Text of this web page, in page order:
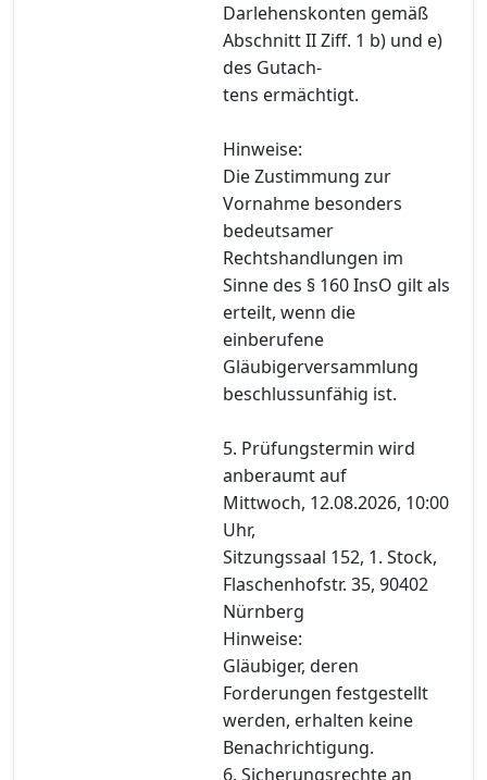
Darlehenskonten gemäß
Abschnitt II Ziff. 1 b) und e)
des Gutach-
tens ermächtigt.
Hinweise:
Die Zustimmung zur
Vornahme besonders
bedeutsamer
Rechtshandlungen im
Sinne des § 160 InsO gilt als
erteilt, wenn die
einberufene
Gläubigerversammlung
beschlussunfähig ist.
5. Prüfungstermin wird
anberaumt auf
Mittwoch, 12.08.2026, 10:00
Uhr,
Sitzungssaal 152, 1. Stock,
Flaschenhofstr. 35, 90402
Nürnberg
Hinweise:
Gläubiger, deren
Forderungen festgestellt
werden, erhalten keine
Benachrichtigung.
6. Sicherungsrechte an